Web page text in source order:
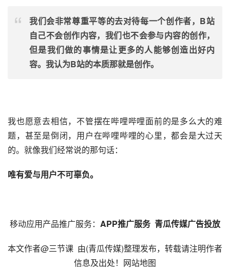
我们会非常尊重平等的去对待每一个创作者，B站
自己不会创作内容，我们也不会参与内容的创作，
但是我们做的事情是让更多的人能够创造出好内
容。我认为B站的本质那就是创作。
我也愿意去相信，不管摆在哔哩哔哩面前的是多么大的难
题，甚至是倒闭，用户在哔哩哔哩的心里，都会是大过天
的。就像我们经常说的那句话：
唯有爱与用户不可辜负。
移动应用产品推广服务： APP推广服务 青瓜传媒广告投放
本文作者@三节课 由(青瓜传媒)整理发布，转载请注明作者
信息及出处！ 网站地图